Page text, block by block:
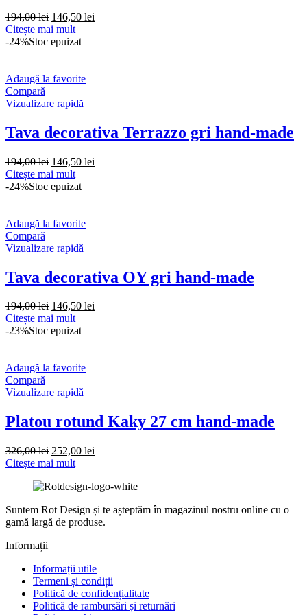
194,00lei Prețul
inițial
a
146,50 lei
Citește mai mult
-24%Stoc epuizat
Adaugă la favorite
Compară
Vizualizare rapidă
Tava decorativa Terrazzo gri hand-made
194,00lei Prețul
inițial
a
146,50 lei
Citește mai mult
-24%Stoc epuizat
Adaugă la favorite
Compară
Vizualizare rapidă
Tava decorativa OY gri hand-made
194,00lei Prețul
inițial
a
146,50 lei
Citește mai mult
-23%Stoc epuizat
Adaugă la favorite
Compară
Vizualizare rapidă
Platou rotund Kaky 27 cm hand-made
326,00lei Prețul
inițial
fost:
252,00 lei
252,00 lei.
Citește mai mult
Suntem Rot Design și te așteptăm în magazinul nostru online cu o
gamă largă de produse.
Informații
Informații utile
Termeni și condiții
Politică de confidențialitate
Politică de rambursări și returnări